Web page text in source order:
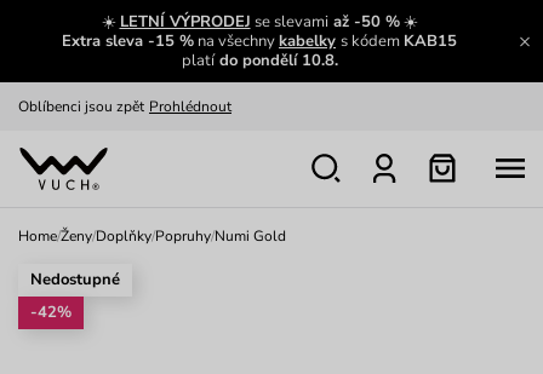
☀️ LETNÍ VÝPRODEJ se slevamiaž -50 %☀️
Extra sleva -15 % na všechnykabelky s kódem KAB15
platído pondělí 10.8.
Zajímavosti ze světa Vuch:
Zobrazit
Oblíbenci jsou zpět Prohlédnout
Nech se inspirovat
Home/Ženy/Doplňky/Popruhy/Numi Gold
Nedostupné
-42%